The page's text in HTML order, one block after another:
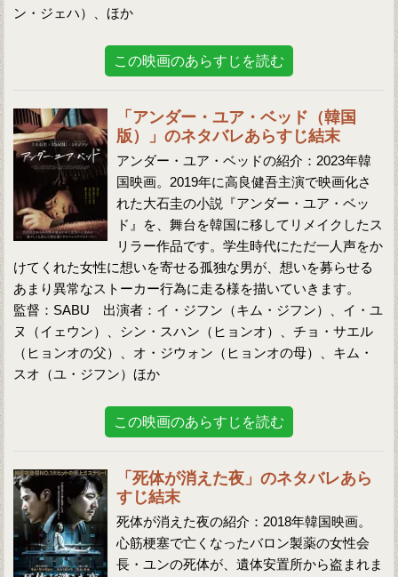
ン・ジェハ）、ほか
この映画のあらすじを読む
「アンダー・ユア・ベッド（韓国
版）」のネタバレあらすじ結末
アンダー・ユア・ベッドの紹介：2023年韓
国映画。2019年に高良健吾主演で映画化さ
れた大石圭の小説『アンダー・ユア・ベッ
ド』を、舞台を韓国に移してリメイクしたス
リラー作品です。学生時代にただ一人声をか
けてくれた女性に想いを寄せる孤独な男が、想いを募らせる
あまり異常なストーカー行為に走る様を描いていきます。
監督：SABU 出演者：イ・ジフン（キム・ジフン）、イ・ユ
ヌ（イェウン）、シン・スハン（ヒョンオ）、チョ・サエル
（ヒョンオの父）、オ・ジウォン（ヒョンオの母）、キム・
スオ（ユ・ジフン）ほか
この映画のあらすじを読む
「死体が消えた夜」のネタバレあら
すじ結末
死体が消えた夜の紹介：2018年韓国映画。
心筋梗塞で亡くなったバロン製薬の女性会
長・ユンの死体が、遺体安置所から盗まれま